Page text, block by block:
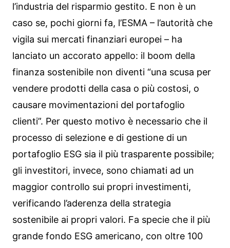
l’industria del risparmio gestito. E non è un
caso se, pochi giorni fa, l’ESMA – l’autorità che
vigila sui mercati finanziari europei – ha
lanciato un accorato appello: il boom della
finanza sostenibile non diventi “una scusa per
vendere prodotti della casa o più costosi, o
causare movimentazioni del portafoglio
clienti”. Per questo motivo è necessario che il
processo di selezione e di gestione di un
portafoglio ESG sia il più trasparente possibile;
gli investitori, invece, sono chiamati ad un
maggior controllo sui propri investimenti,
verificando l’aderenza della strategia
sostenibile ai propri valori. Fa specie che il più
grande fondo ESG americano, con oltre 100